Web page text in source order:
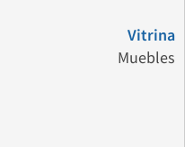
Vitrina
Muebles